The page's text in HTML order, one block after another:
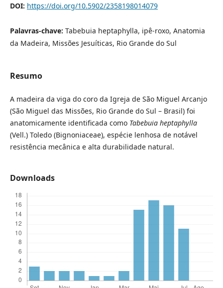
DOI: https://doi.org/10.5902/2358198014079
Palavras-chave: Tabebuia heptaphylla, ipê-roxo, Anatomia
da Madeira, Missões Jesuíticas, Rio Grande do Sul
Resumo
A madeira da viga do coro da Igreja de São Miguel Arcanjo
(São Miguel das Missões, Rio Grande do Sul – Brasil) foi
anatomicamente identificada como Tabebuia heptaphylla
(Vell.) Toledo (Bignoniaceae), espécie lenhosa de notável
resistência mecânica e alta durabilidade natural.
Downloads